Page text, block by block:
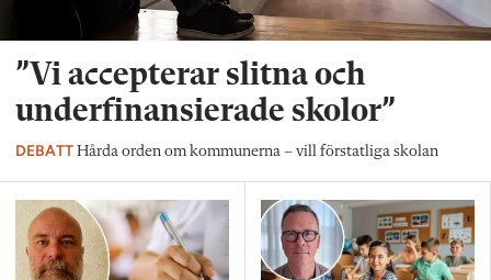
”Vi accepterar slitna och
underfinansierade skolor”
DEBATT Hårda orden om kommunerna – vill förstatliga skolan